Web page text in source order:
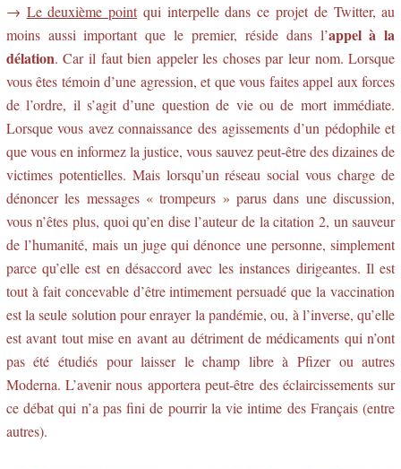
→ Le deuxième pointqui interpelle dans ce projet de Twitter, au
moins aussi important que le premier, réside dans l’appel à la
délation. Car il faut bien appeler les choses par leur nom. Lorsque
vous êtes témoin d’une agression, et que vous faites appel aux forces
de l’ordre, il s’agit d’une question de vie ou de mort immédiate.
Lorsque vous avez connaissance des agissements d’un pédophile et
que vous en informez la justice, vous sauvez peut-être des dizaines de
victimes potentielles. Mais lorsqu’un réseau social vous charge de
dénoncer les messages « trompeurs » parus dans une discussion,
vous n’êtes plus, quoi qu’en dise l’auteur de la citation 2, un sauveur
de l’humanité, mais un juge qui dénonce une personne, simplement
parce qu’elle est en désaccord avec les instances dirigeantes. Il est
tout à fait concevable d’être intimement persuadé que la vaccination
est la seule solution pour enrayer la pandémie, ou, à l’inverse, qu’elle
est avant tout mise en avant au détriment de médicaments qui n’ont
pas été étudiés pour laisser le champ libre à Pfizer ou autres
Moderna. L’avenir nous apportera peut-être des éclaircissements sur
ce débat qui n’a pas fini de pourrir la vie intime des Français (entre
autres).